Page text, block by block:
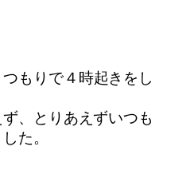
もりで４時起きをし
、とりあえずいつも
た。